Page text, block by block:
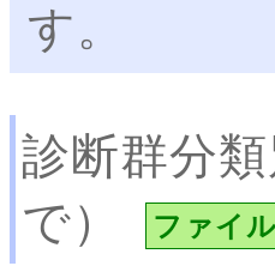
す。
診断群分
で）
ファイ